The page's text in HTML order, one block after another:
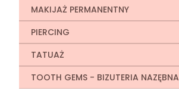
MAKIJAŻ PERMANENTNY
PIERCING
TATUAŻ
TOOTH GEMS - BIZUTERIA NAZĘBNA